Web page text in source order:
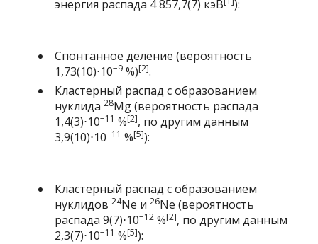
энергия распада 4 857,7(7) кэВ
):
Спонтанное деление (вероятность
1,73(10)⋅10−9 %)[2].
Кластерный распад с образованием
нуклида28Mg(вероятность распада
1,4(3)⋅10−11 %[2], по другим данным
3,9(10)⋅10−11 %[5]):
Кластерный распад с образованием
нуклидов24Ne и26Ne (вероятность
распада 9(7)⋅10−12 %[2], по другим данным
2,3(7)⋅10−11 %[5]):